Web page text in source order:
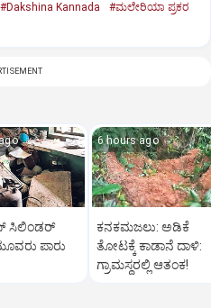
#Dakshina Kannada
#ಮಲೇರಿಯಾ ಪ್ರಕರ
ಸಿಲಿಂಡರ್‌
ಪಾರು
6 hours ago
ಕನಕಮಜಲು: ಅಡಿಕೆ
ತೋಟಕ್ಕೆ ಕಾಡಾನೆ ದಾಳಿ:
ಗ್ರಾಮಸ್ಥರಲ್ಲಿ ಆತಂಕ!